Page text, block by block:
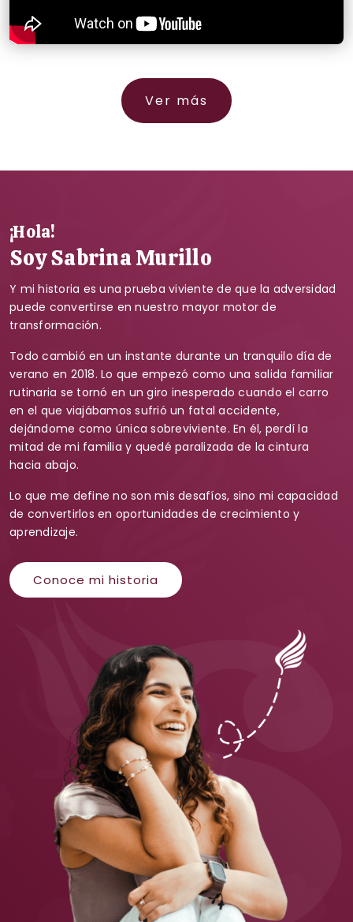
Ver más
¡Hola!
Soy Sabrina Murillo
Y mi historia es una prueba viviente de que la adversidad
puede convertirse en nuestro mayor motor de
transformación.
Todo cambió en un instante durante un tranquilo día de
verano en 2018. Lo que empezó como una salida familiar
rutinaria se tornó en un giro inesperado cuando el carro
en el que viajábamos sufrió un fatal accidente,
dejándome como única sobreviviente. En él, perdí la
mitad de mi familia y quedé paralizada de la cintura
hacia abajo.
Lo que me define no son mis desafíos, sino mi capacidad
de convertirlos en oportunidades de crecimiento y
aprendizaje.
Conoce mi historia